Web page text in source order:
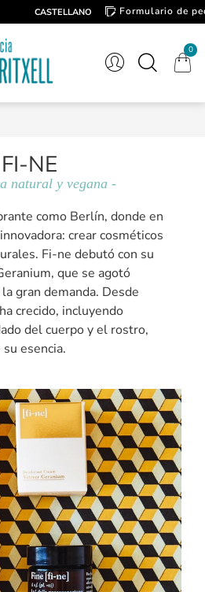
CASTELLANO
Formulario de
0
FI-NE
natural y vegana -
como Berlín, donde en
crear cosméticos
Fi-ne debutó con su
que se agotó
gran demanda. Desde
crecido, incluyendo
del cuerpo y el rostro,
esencia.